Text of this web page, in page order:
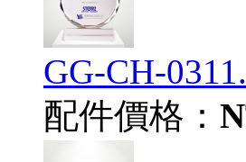
GG-CH-
配件價格：